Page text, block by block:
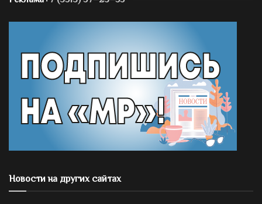
Новости на других сайтах